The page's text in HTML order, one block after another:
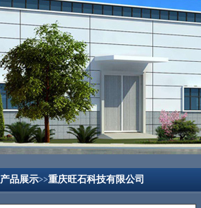
产品展示>>重庆旺石科技有限公司